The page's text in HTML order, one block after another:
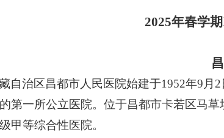
2025年春学
自治区昌都市人民医院始建于1952年9月
第一所公立医院。位于昌都市卡若区马
甲等综合性医院。